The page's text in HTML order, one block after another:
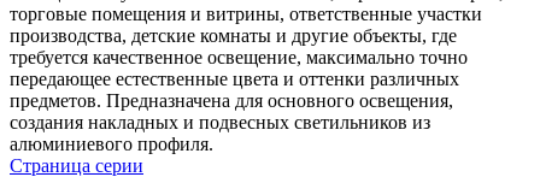
торговые помещения и витрины, ответственные участки
производства, детские комнаты и другие объекты, где
требуется качественное освещение, максимально точно
передающее естественные цвета и оттенки различных
предметов. Предназначена для основного освещения,
создания накладных и подвесных светильников из
алюминиевого профиля.
Страница серии